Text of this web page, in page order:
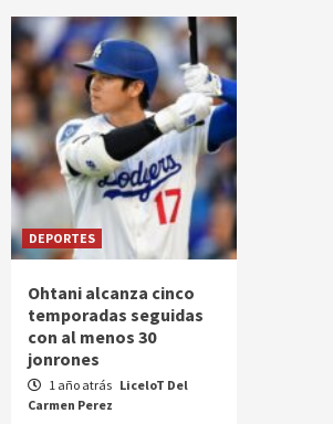
DEPORTES
Ohtani alcanza cinco
temporadas seguidas
con al menos 30
jonrones
1 año atrás LiceloT Del
Carmen Perez